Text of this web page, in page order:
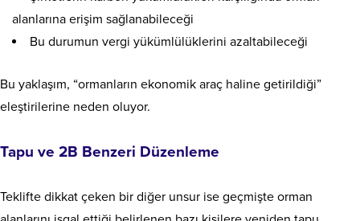
alanlarına erişim sağlanabileceği
Bu durumun vergi yükümlülüklerini azaltabileceği
Bu yaklaşım, “ormanların ekonomik araç haline getirildiği”
eleştirilerine neden oluyor.
Tapu ve 2B Benzeri Düzenleme
Teklifte dikkat çeken bir diğer unsur ise geçmişte orman